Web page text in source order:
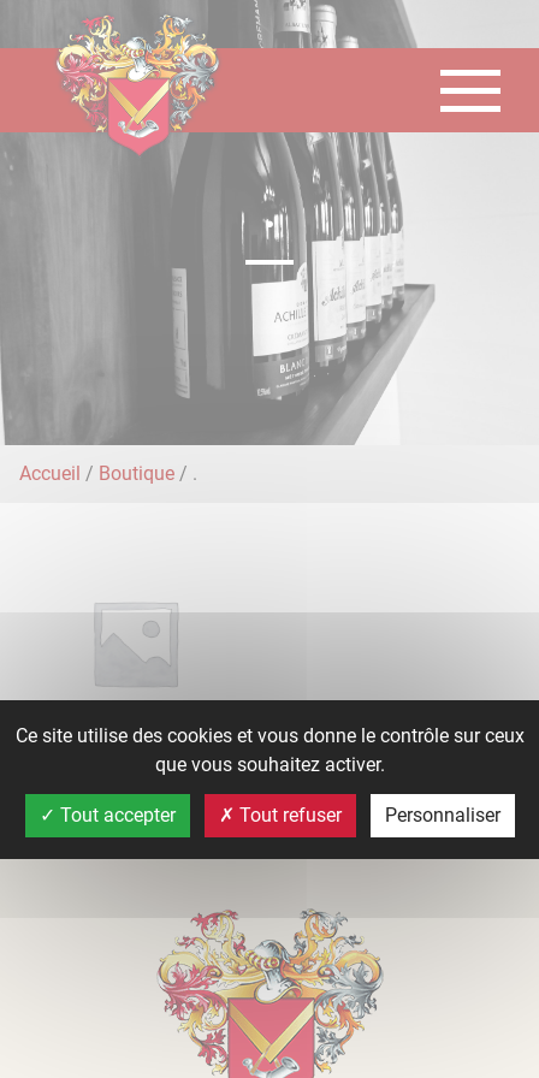
.
Accueil / Boutique / .
Lire la suite
Panneau de gestion des cookies
Ce site utilise des cookies et vous donne le contrôle sur ceux
que vous souhaitez activer.
Tout accepter Tout refuser Personnaliser